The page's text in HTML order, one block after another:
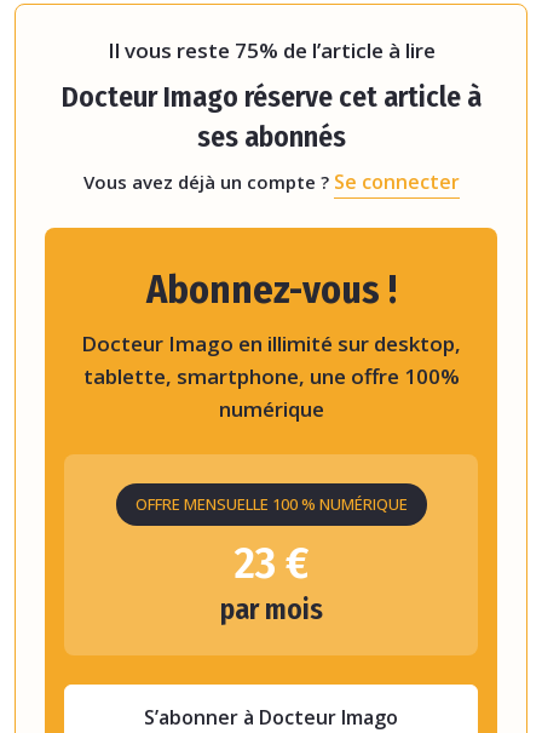
Il vous reste 75% de l’article à lire
Docteur Imago réserve cet article à
ses abonnés
Vous avez déjà un compte ? Se connecter
Abonnez-vous !
Docteur Imago en illimité sur desktop,
tablette, smartphone, une offre 100%
numérique
OFFRE MENSUELLE 100 % NUMÉRIQUE
23 €
par mois
S’abonner à Docteur Imago